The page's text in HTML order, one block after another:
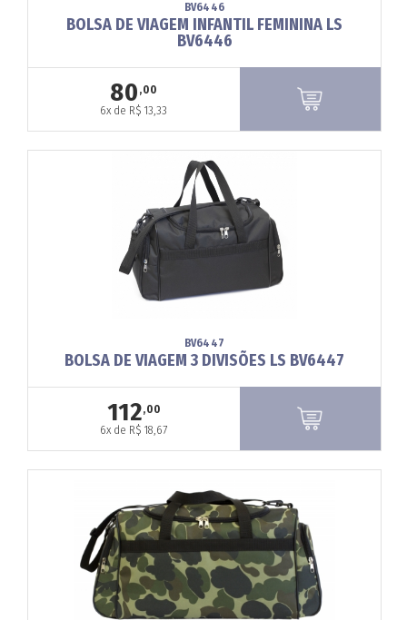
BV6446
BOLSA DE VIAGEM INFANTIL FEMININA LS
BV6446
80 ,00
6x de R$ 13,33
BV6447
BOLSA DE VIAGEM 3 DIVISÕES LS BV6447
112,00
6x de R$ 18,67